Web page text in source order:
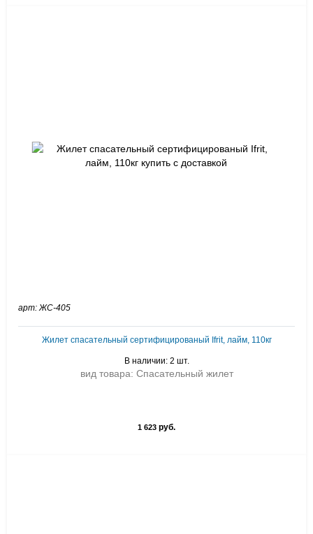
арт: ЖС-405
Жилет спасательный сертифицированый Ifrit, лайм, 110кг
В наличии: 2 шт.
вид товара: Спасательный жилет
1 623 руб.